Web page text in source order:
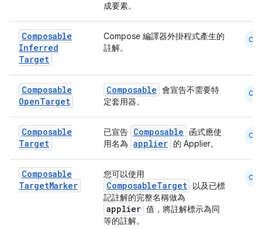
成要素。
Composable
Inferred
Target
Compose 編譯器外掛程式產生的
註解。
CM
Composable
OpenTarget
Composable 會宣告不需要特
定套用器。
CM
Composable
Target
已宣告 Composable
函式應使
用名為 applier 的 Applier。
CM
Composable
TargetMarker
您可以使用
ComposableTarget 以及已標
記註解的完整名稱做為
applier 值，將註解標示為同
等的註解。
CM